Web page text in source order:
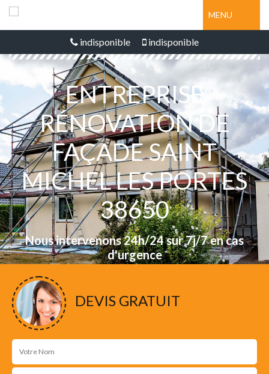
MENU
indisponible indisponible
ENTREPRISE
RÉNOVATION DE
FAÇADE SAINT
MICHEL LES PORTES
38650
Nous intervenons 24h/24 sur 7j/7 en cas
d'urgence
DEVIS GRATUIT